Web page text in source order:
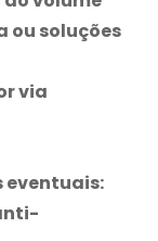
ou soluções
via
eventuais: